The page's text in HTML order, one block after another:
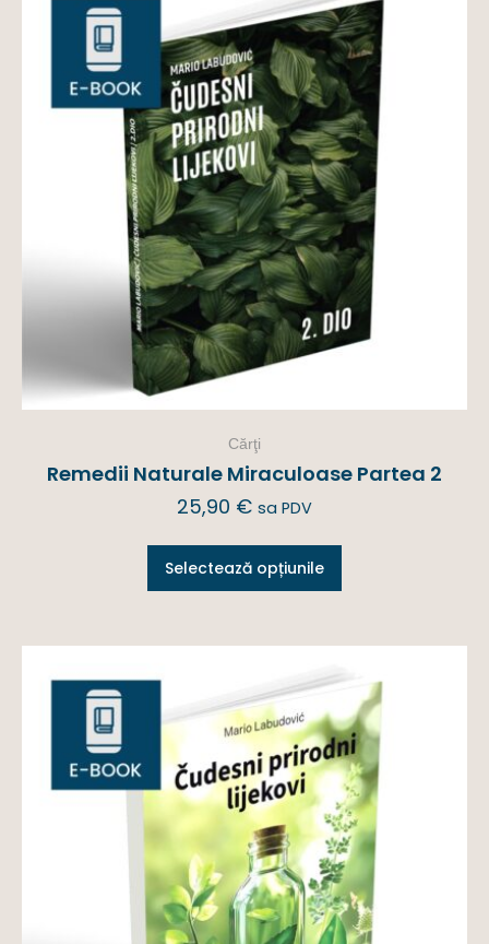
Cărţi
Remedii Naturale Miraculoase Partea 2
25,90 € sa PDV
Selectează opțiunile